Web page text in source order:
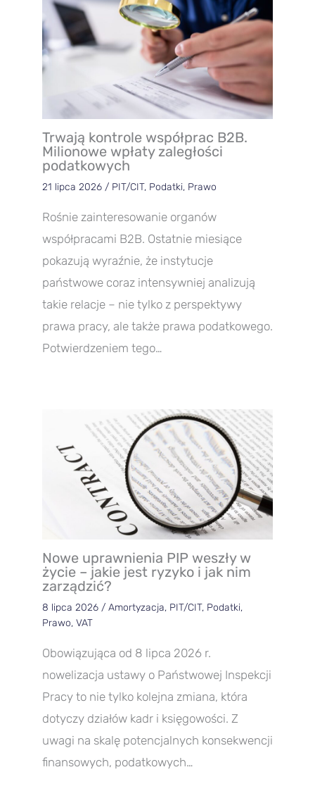
Trwają kontrole współprac B2B.
Milionowe wpłaty zaległości
podatkowych
21 lipca 2026 / PIT/CIT, Podatki, Prawo
Rośnie zainteresowanie organów
współpracami B2B. Ostatnie miesiące
pokazują wyraźnie, że instytucje
państwowe coraz intensywniej analizują
takie relacje – nie tylko z perspektywy
prawa pracy, ale także prawa podatkowego.
Potwierdzeniem tego…
Nowe uprawnienia PIP weszły w
życie – jakie jest ryzyko i jak nim
zarządzić?
8 lipca 2026 / Amortyzacja, PIT/CIT, Podatki,
Prawo, VAT
Obowiązująca od 8 lipca 2026 r.
nowelizacja ustawy o Państwowej Inspekcji
Pracy to nie tylko kolejna zmiana, która
dotyczy działów kadr i księgowości. Z
uwagi na skalę potencjalnych konsekwencji
finansowych, podatkowych…